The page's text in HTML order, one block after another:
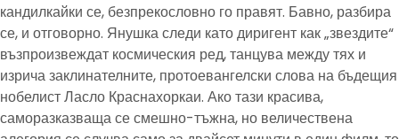
кандилкайки се, безпрекословно го правят. Бавно, разбира
се, и отговорно. Янушка следи като диригент как „звездите“
възпроизвеждат космическия ред, танцува между тях и
изрича заклинателните, протоевангелски слова на бъдещия
нобелист Ласло Краснахоркаи. Ако тази красива,
саморазказваща се смешно-тъжна, но величествена